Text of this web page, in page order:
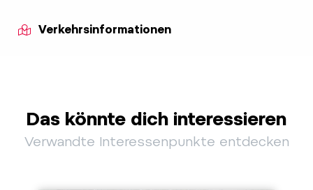
Verkehrsinformationen
Das könnte dich interessieren
Verwandte Interessenpunkte entdecken